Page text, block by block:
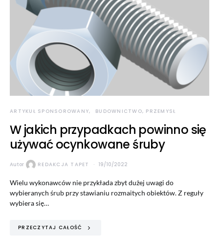
ARTYKUŁ SPONSOROWANY BUDOWNICTWO, PRZEMYSŁ
W jakich przypadkach powinno się
używać ocynkowane śruby
Autor REDAKCJA TAPET 19/10/2022
Wielu wykonawców nie przykłada zbyt dużej uwagi do
wybieranych śrub przy stawianiu rozmaitych obiektów. Z reguły
wybiera się…
PRZECZYTAJ CAŁOŚĆ